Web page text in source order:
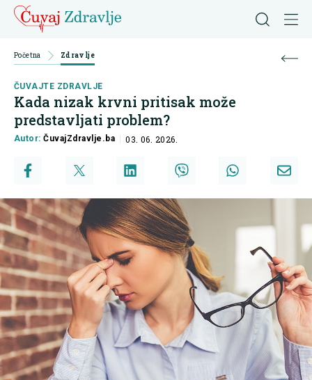
Početna Zdravlje
ČUVAJTE ZDRAVLJE
Kada nizak krvni pritisak može
predstavljati problem?
Autor:ČuvajZdravlje.ba 03. 06. 2026.